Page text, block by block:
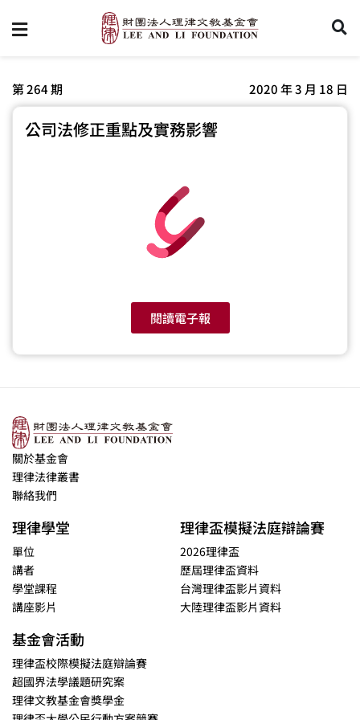
第 264 期 2020 年 3 月 18 日
公司法修正重點及實務影響
閱讀電子報
關於基金會
理律法律叢書
聯絡我們
理律學堂
單位
講者
學堂課程
講座影片
理律盃模擬法庭辯論賽
2026理律盃
歷屆理律盃資料
台灣理律盃影片資料
大陸理律盃影片資料
基金會活動
理律盃校際模擬法庭辯論賽
超國界法學議題研究案
理律文教基金會獎學金